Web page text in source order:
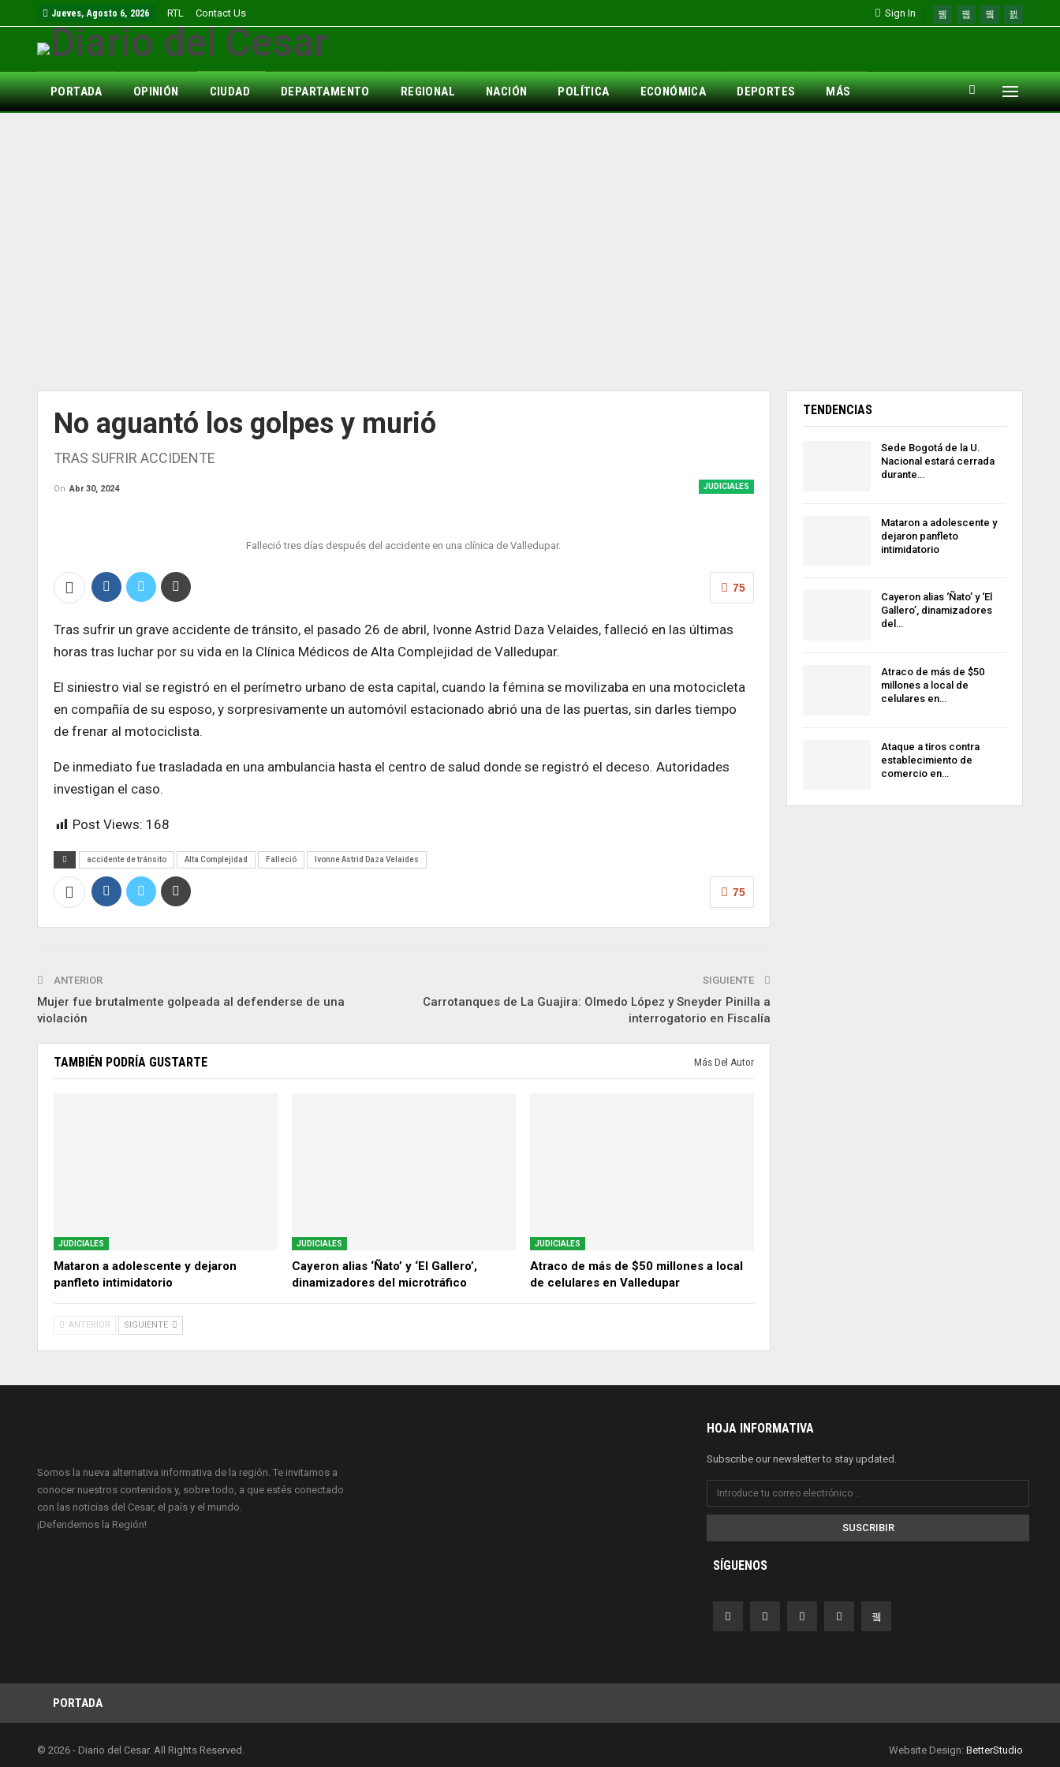
Sign In
Jueves, Agosto 6, 2026 RTL Contact Us
PORTADA OPINIÓN CIUDAD DEPARTAMENTO REGIONAL NACIÓN POLÍTICA ECONÓMICA DEPORTES MÁS
No aguantó los golpes y murió
TRAS SUFRIR ACCIDENTE
JUDICIALES
On Abr 30, 2024
Falleció tres días después del accidente en una clínica de Valledupar.
75
Tras sufrir un grave accidente de tránsito, el pasado 26 de abril, Ivonne Astrid Daza Velaides, falleció en las últimas
horas tras luchar por su vida en la Clínica Médicos de Alta Complejidad de Valledupar.
El siniestro vial se registró en el perímetro urbano de esta capital, cuando la fémina se movilizaba en una motocicleta
en compañía de su esposo, y sorpresivamente un automóvil estacionado abrió una de las puertas, sin darles tiempo
de frenar al motociclista.
De inmediato fue trasladada en una ambulancia hasta el centro de salud donde se registró el deceso. Autoridades
investigan el caso.
Post Views: 168
accidente de tránsito Alta Complejidad Falleció Ivonne Astrid Daza Velaides
75
ANTERIOR
Mujer fue brutalmente golpeada al defenderse de una
violación
SIGUIENTE
Carrotanques de La Guajira: Olmedo López y Sneyder Pinilla a
interrogatorio en Fiscalía
TAMBIÉN PODRÍA GUSTARTE Más Del Autor
JUDICIALES
Mataron a adolescente y dejaron
panfleto intimidatorio
JUDICIALES
Cayeron alias ‘Ñato’ y ‘El Gallero’,
dinamizadores del microtráfico
JUDICIALES
Atraco de más de $50 millones a local
de celulares en Valledupar
ANTERIOR SIGUIENTE
TENDENCIAS
Sede Bogotá de la U.
Nacional estará cerrada
durante…
Mataron a adolescente y
dejaron panfleto
intimidatorio
Cayeron alias ‘Ñato’ y ‘El
Gallero’, dinamizadores
del…
Atraco de más de $50
millones a local de
celulares en…
Ataque a tiros contra
establecimiento de
comercio en…
Somos la nueva alternativa informativa de la región. Te invitamos a
conocer nuestros contenidos y, sobre todo, a que estés conectado
con las noticias del Cesar, el país y el mundo.
¡Defendemos la Región!
HOJA INFORMATIVA
Subscribe our newsletter to stay updated.
SUSCRIBIR
SÍGUENOS
PORTADA
© 2026 - Diario del Cesar. All Rights Reserved. Website Design: BetterStudio